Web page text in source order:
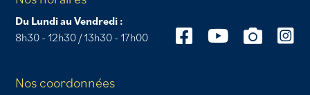
Du Lundi au Vendredi :
8h30 - 12h30 / 13h30 - 17h00
Nos coordonnées